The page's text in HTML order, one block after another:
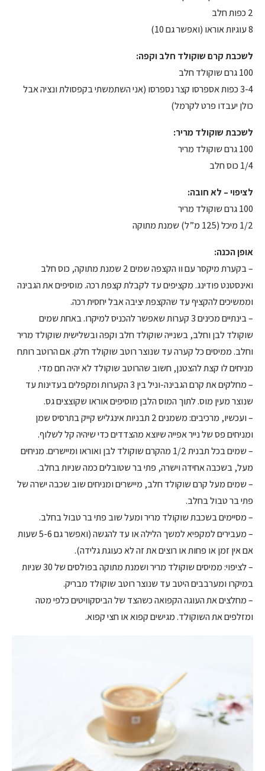
2 כפות חלב
8 עוגיות אוראו (ואפשר גם 10)
לשכבת קרם שוקולד חלב וקפה:
100 גרם שוקולד חלב
3-4 כפות אספרסו קצר נספרסו (אני השתמשתי בקפסולת ונציה אבל
כולן יעבדו פרט לקרמל)
לשכבת שוקולד מריר:
100 גרם שוקולד מריר
1/4 כוס חלב
לציפוי – לא חובה:
100 גרם שוקולד מריר
1/2 מיכל (125 מ”ל) שמנת מתוקה
אופן הכנה:
– בקערת מיקסר עם וו הקצפה שמים 2 שמנת מתוקה, כוס חלב
ואינסטנט פודינג. מקציפים עד לקבלת קצפת רכה. מוסיפים את הגבינה
וממשיכים להקציף עד שהקצפת יציבה אבל יחסית רכה.
– בינתיים מכינים 3 קערות שאפשר להכניס למיקרו. באחת שמים
שוקולד לבן וחלב, בשנייה שוקולד חלב וקפה ובשלישית שוקולד מריר
וחלב. ממיסים כל קערה עד שנוצר רוטב שוקולד חלק. אם הרוטב רותח
מניחים לו קצת להצטנן, חשוב שהרוטב שוקולד לא יהיה חם מדי.
– מחלקים את קרם הגבינה-וניל בין 3 הקערות ומקפלים בעדינות עד
שנוצר מעין מוס. לתוך המוס הלבן מוסיפים אוראו שקוצצים גס.
– ועכשיו, מרכיבים: משמנים 2 תבניות אינגליש קייק בתרסיס שמן
ומניחים פס של נייר אפייה שיוצא מהצדדים כדי שיהיה קל לשלוף.
– שמים בכל תבנית 1/2 מהקרם שוקולד לבן ואוראו ומיישרים. מניחים
מעל, בשכבה אחידה וישרה, פתי בר שטובלים כמה שניות בחלב.
– שמים מעל קרם שוקולד חלב, מיישרים ומניחים שוב שכבה ישרה של
פתי בר טבול בחלב.
– מסיימים בשכבת שוקולד מריר ומעל שוב פתי בר טבול בחלב.
– מעבירים למקפיא למשך הלילה או עד להגשה (ואפשר גם 5-6 שעות
אם אין זמן או פחות או רוצים את זה לא כעוגת גלידה).
– לציפוי: ממיסים שוקולד מריר ושמנת מתוקה בפולסים של 30 שניות
במיקרו ומערבבים היטב עד שנוצר רוטב שוקולד מבריק.
– מחלצים את העוגה הקפואה כשהצד של הביסקוויטים כלפי מטה
ומזלפים את השוקולד. מגישים קפוא או חצי קפוא.